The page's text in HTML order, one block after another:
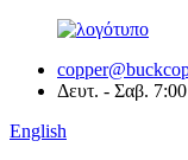
Δευτ. - Σαβ.
English